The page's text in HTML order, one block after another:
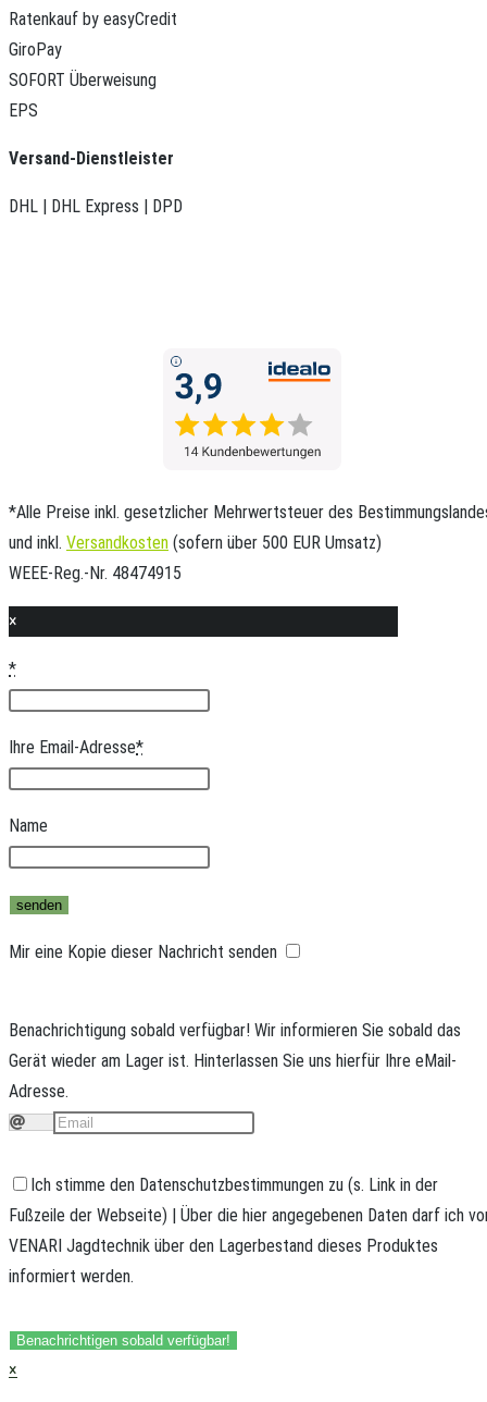
Ratenkauf by easyCredit
GiroPay
SOFORT Überweisung
EPS
Versand-Dienstleister
DHL | DHL Express | DPD
*Alle Preise inkl. gesetzlicher Mehrwertsteuer des
und inkl. Versandkosten (sofern über 500 EUR Umsatz)
WEEE-Reg.-Nr. 48474915
×
*
Ihre Email-Adresse*
Name
Mir eine Kopie dieser Nachricht senden
Benachrichtigung sobald verfügbar! Wir informieren Sie sobald das
Gerät wieder am Lager ist. Hinterlassen Sie uns hierfür Ihre eMail-
Adresse.
Ich stimme den Datenschutzbestimmungen zu (s. Link in der
Fußzeile der Webseite) | Über die hier angegebenen Daten darf ich
VENARI Jagdtechnik über den Lagerbestand dieses Produktes
informiert werden.
Benachrichtigen sobald verfügbar!
×